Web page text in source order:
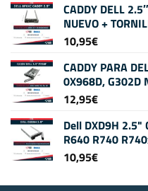
CADDY DELL
NUEVO +
10,95€
CADDY PARA
0X968D, G302D
12,95€
Dell DXD9H 2.5"
R640 R740
10,95€